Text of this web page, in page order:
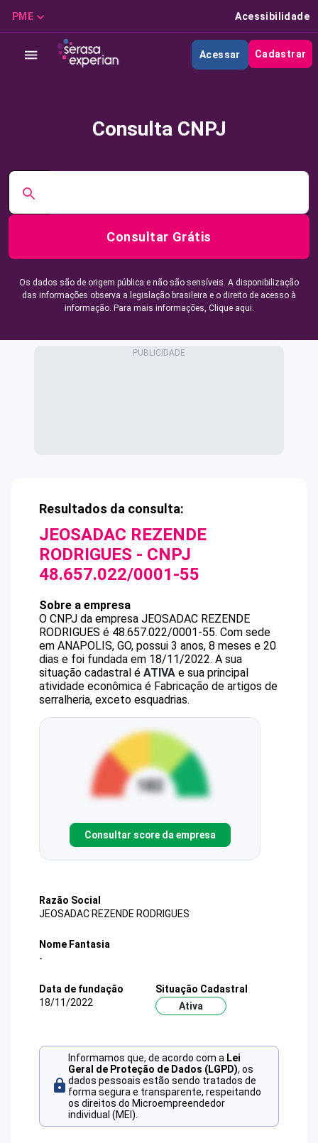
PME Acessibilidade
Acessar Cadastrar
Consulta CNPJ
Consultar Grátis
Os dados são de origem pública e não são sensíveis. A disponibilização
das informações observa a legislação brasileira e o direito de acesso à
informação. Para mais informações, Clique aqui.
Resultados da consulta:
JEOSADAC REZENDE
RODRIGUES - CNPJ
48.657.022/0001-55
Sobre a empresa
O CNPJ da empresa JEOSADAC REZENDE
RODRIGUES é 48.657.022/0001-55. Com sede
em ANAPOLIS, GO, possui 3 anos, 8 meses e 20
dias e foi fundada em 18/11/2022. A sua
situação cadastral é ATIVA e sua principal
atividade econômica é Fabricação de artigos de
serralheria, exceto esquadrias.
Consultar score da empresa
Razão Social
JEOSADAC REZENDE RODRIGUES
Nome Fantasia
-
Data de fundação
18/11/2022
Situação Cadastral
Ativa
Informamos que, de acordo com a Lei
Geral de Proteção de Dados (LGPD), os
dados pessoais estão sendo tratados de
forma segura e transparente, respeitando
os direitos do Microempreendedor
individual (MEI).